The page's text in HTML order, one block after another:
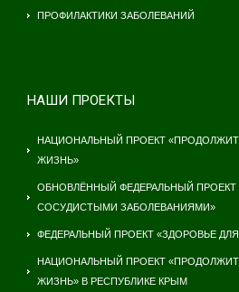
ПРОФИЛАКТИКИ ЗАБОЛЕВАНИЙ
НАШИ ПРОЕКТЫ
НАЦИОНАЛЬНЫЙ ПРОЕКТ
ЖИЗНЬ»
ОБНОВЛЁННЫЙ ФЕДЕРАЛЬНЫЙ ПРОЕКТ
СОСУДИСТЫМИ ЗАБОЛЕВАНИЯМИ»
ФЕДЕРАЛЬНЫЙ ПРОЕКТ «ЗДОРОВЬЕ
НАЦИОНАЛЬНЫЙ ПРОЕКТ
ЖИЗНЬ» В РЕСПУБЛИКЕ КРЫМ